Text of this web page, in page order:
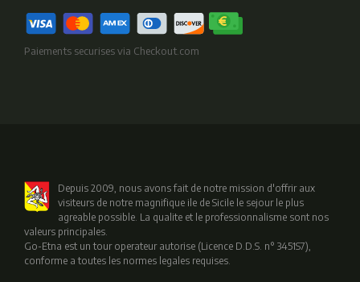
Paiements securises via Checkout.com
Depuis 2009, nous avons fait de notre mission d'offrir aux
visiteurs de notre magnifique ile de Sicile le sejour le plus
agreable possible. La qualite et le professionnalisme sont nos
valeurs principales.
Go-Etna est un tour operateur autorise (Licence D.D.S. n° 3451S7),
conforme a toutes les normes legales requises.